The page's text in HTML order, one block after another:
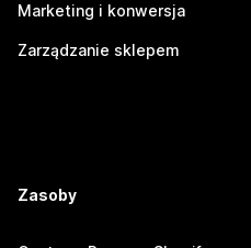
Marketing i konwersja
Zarządzanie sklepem
Zasoby